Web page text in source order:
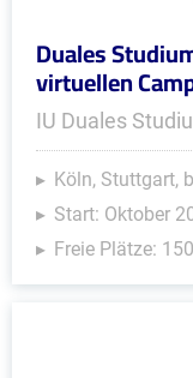
Duales
virtuellen
IU Duales
Köln, Stuttgart,
Start: Oktober
Freie Plätze: 150